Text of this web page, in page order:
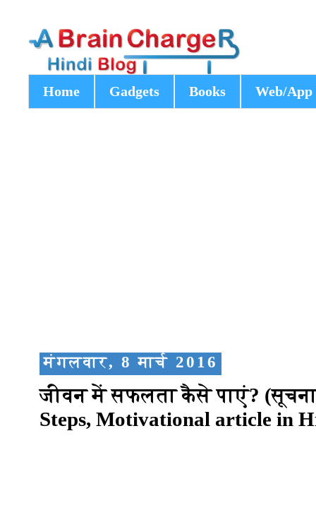
Home Gadgets Books Web/App
मंगलवार, 8 मार्च 2016
जीवन में सफलता कैसे पाएं? (सूचना
Steps, Motivational article in